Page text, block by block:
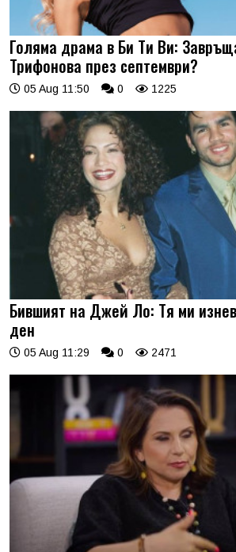
Голяма драма в Би Ти Ви:
Трифонова през септември?
05 Aug 11:50 0 1225
Бившият на Джей Ло: Тя ми
ден
05 Aug 11:29 0 2471